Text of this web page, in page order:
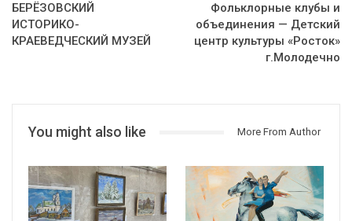
БЕРЁЗОВСКИЙ
ИСТОРИКО-
КРАЕВЕДЧЕСКИЙ МУЗЕЙ
Фольклорные клубы и
объединения — Детский
центр культуры «Росток»
г.Молодечно
You might also like More From Author